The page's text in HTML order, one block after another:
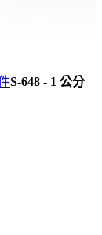
S-648 - 1 公分